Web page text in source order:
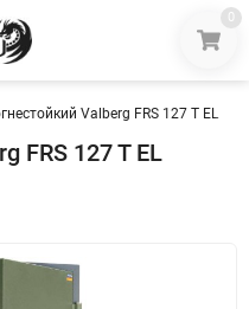
0
Valberg FRS 127 T EL
FRS 127 T EL